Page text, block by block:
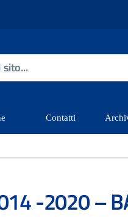
nel sito
Contatti
-2020 –